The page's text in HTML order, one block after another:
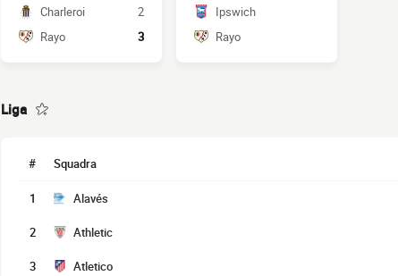
Charleroi
2
Rayo
3
Ipswich
Rayo
Liga
# Squadra
1 Alavés
2 Athletic
3 Atletico